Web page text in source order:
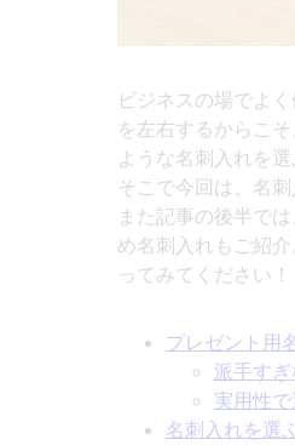
ビジネスの場でよ
を左右するからこ
ような名刺入れを
そこで今回は、名
また記事の後半で
め名刺入れもご紹
ってみてください！
プレゼント用
派手す
実用性
名刺入れを選